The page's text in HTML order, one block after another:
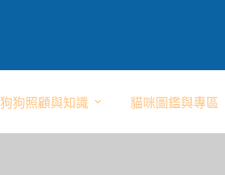
狗狗照顧與知識 貓咪圖鑑與專區